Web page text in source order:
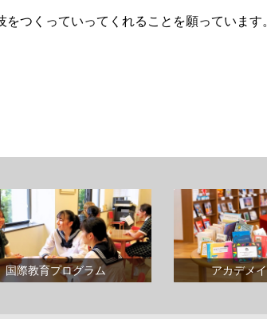
つくっていってくれることを願っています
国際教育プログラム アカデメ